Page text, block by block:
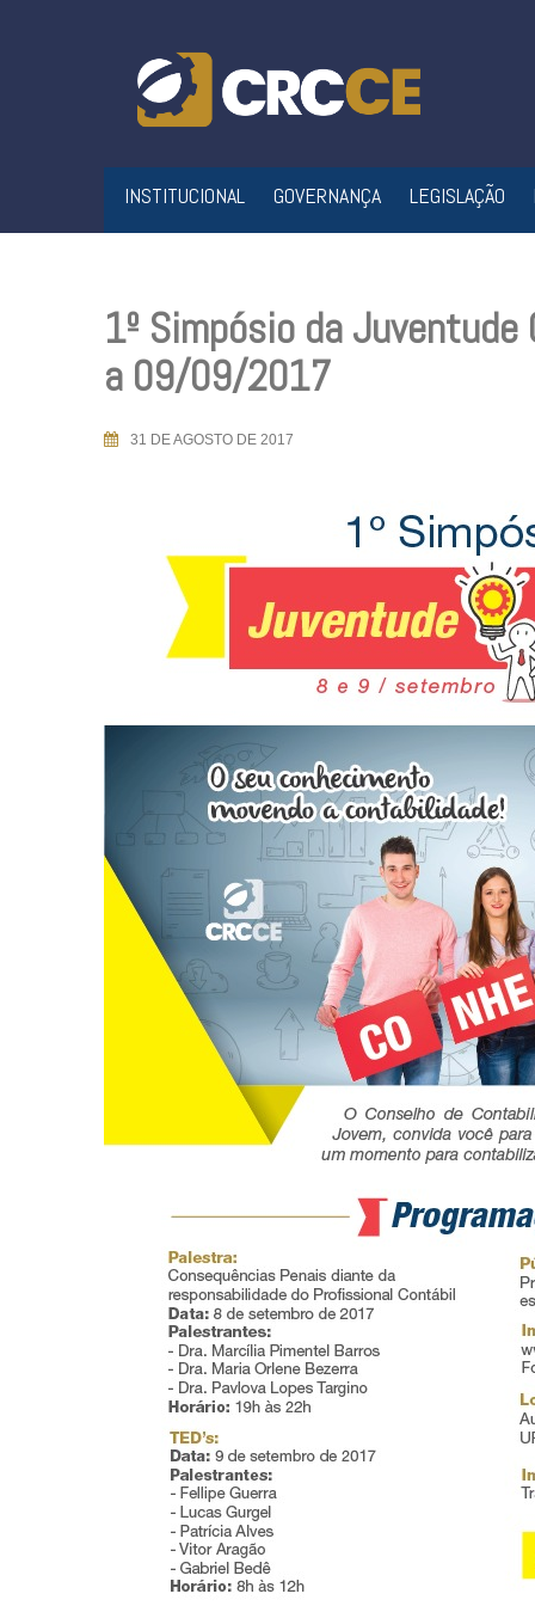
INSTITUCIONAL GOVERNANÇA LEGISLAÇÃO
1º Simpósio da
a 09/09/2017
31 DE AGOSTO DE 2017